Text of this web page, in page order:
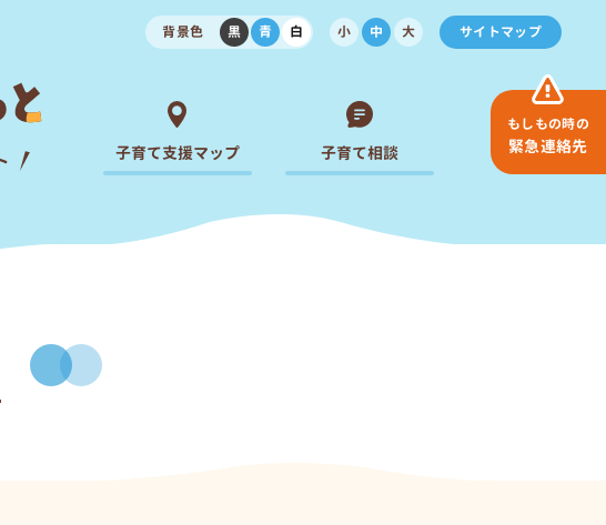
背景色 黒 青 白 小 中 大 サイトマップ
子育て支援マップ 子育て相談
もしもの時の
緊急連絡先